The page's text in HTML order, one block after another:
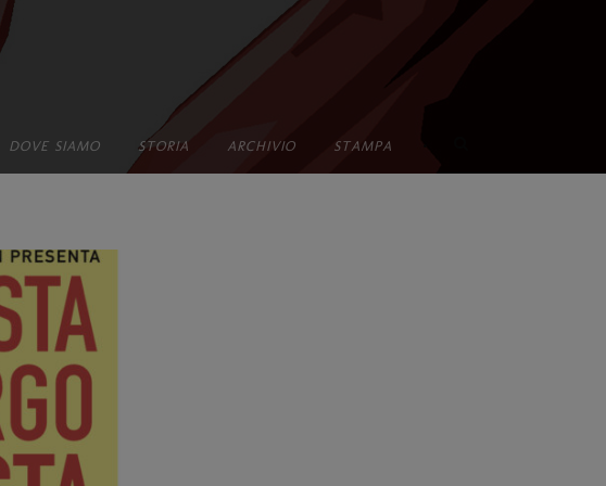
DOVE SIAMO STORIA ARCHIVIO STAMPA